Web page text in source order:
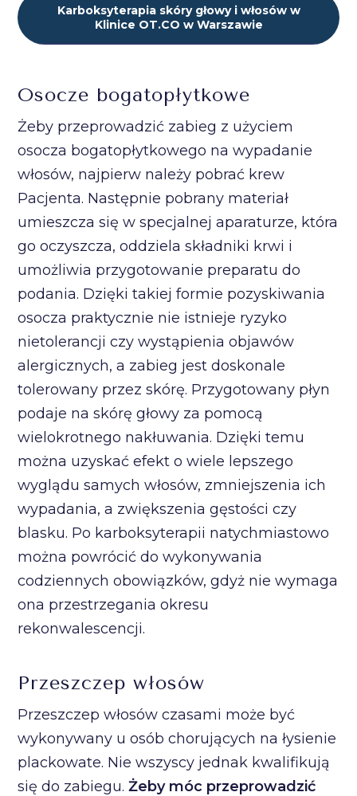
Karboksyterapia skóry głowy i włosów w
Klinice OT.CO w Warszawie
Osocze bogatopłytkowe
Żeby przeprowadzić zabieg z użyciem
osocza bogatopłytkowego na wypadanie
włosów, najpierw należy pobrać krew
Pacjenta. Następnie pobrany materiał
umieszcza się w specjalnej aparaturze, która
go oczyszcza, oddziela składniki krwi i
umożliwia przygotowanie preparatu do
podania. Dzięki takiej formie pozyskiwania
osocza praktycznie nie istnieje ryzyko
nietolerancji czy wystąpienia objawów
alergicznych, a zabieg jest doskonale
tolerowany przez skórę. Przygotowany płyn
podaje na skórę głowy za pomocą
wielokrotnego nakłuwania. Dzięki temu
można uzyskać efekt o wiele lepszego
wyglądu samych włosów, zmniejszenia ich
wypadania, a zwiększenia gęstości czy
blasku. Po karboksyterapii natychmiastowo
można powrócić do wykonywania
codziennych obowiązków, gdyż nie wymaga
ona przestrzegania okresu
rekonwalescencji.
Przeszczep włosów
Przeszczep włosów czasami może być
wykonywany u osób chorujących na łysienie
plackowate. Nie wszyscy jednak kwalifikują
się do zabiegu.Żeby móc przeprowadzić